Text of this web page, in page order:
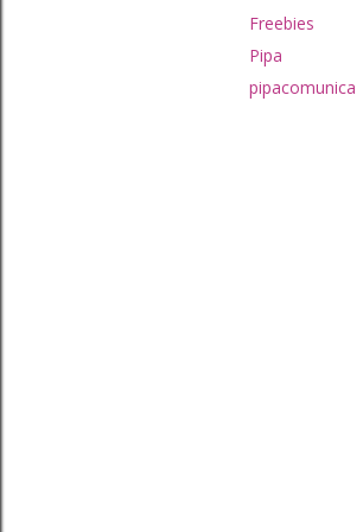
Freebies
Pipa
pipacomunica